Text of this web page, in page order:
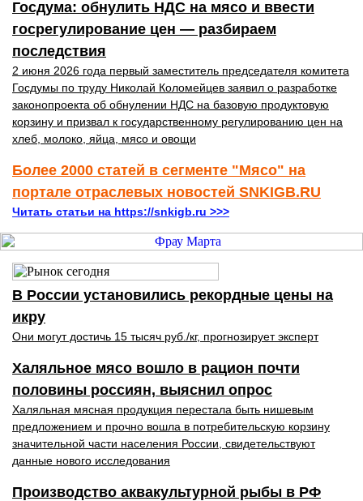
Госдума: обнулить НДС на мясо и ввести
госрегулирование цен — разбираем
последствия
2 июня 2026 года первый заместитель председателя комитета
Госдумы по труду Николай Коломейцев заявил о разработке
законопроекта об обнулении НДС на базовую продуктовую
корзину и призвал к государственному регулированию цен на
хлеб, молоко, яйца, мясо и овощи
Более 2000 статей в сегменте "Мясо" на
портале отраслевых новостей SNKIGB.RU
Читать статьи на https://snkigb.ru >>>
В России установились рекордные цены на
икру
Они могут достичь 15 тысяч руб./кг, прогнозирует эксперт
Халяльное мясо вошло в рацион почти
половины россиян, выяснил опрос
Халяльная мясная продукция перестала быть нишевым
предложением и прочно вошла в потребительскую корзину
значительной части населения России, свидетельствуют
данные нового исследования
Производство аквакультурной рыбы в РФ